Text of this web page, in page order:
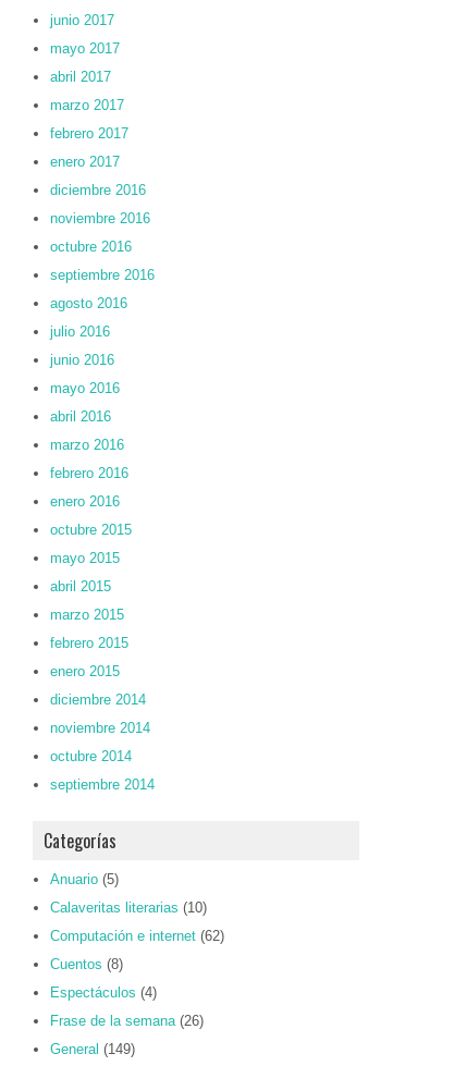
junio 2017
mayo 2017
abril 2017
marzo 2017
febrero 2017
enero 2017
diciembre 2016
noviembre 2016
octubre 2016
septiembre 2016
agosto 2016
julio 2016
junio 2016
mayo 2016
abril 2016
marzo 2016
febrero 2016
enero 2016
octubre 2015
mayo 2015
abril 2015
marzo 2015
febrero 2015
enero 2015
diciembre 2014
noviembre 2014
octubre 2014
septiembre 2014
Categorías
Anuario (5)
Calaveritas literarias (10)
Computación e internet (62)
Cuentos (8)
Espectáculos (4)
Frase de la semana(26)
General (149)